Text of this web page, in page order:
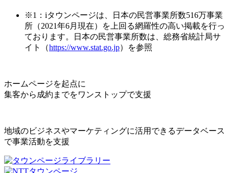
※1：iタウンページは、日本の民営事業所数516万事業
所（2021年6月現在）を上回る網羅性の高い掲載を行っ
ております。日本の民営事業所数は、総務省統計局サ
イト（https://www.stat.go.jp）を参照
ホームページを起点に
集客から成約までをワンストップで支援
地域のビジネスやマーケティングに活用できるデータベース
で事業活動を支援